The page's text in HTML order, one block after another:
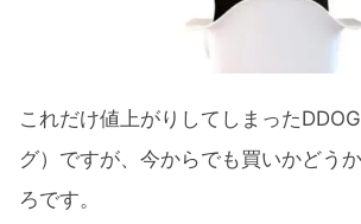
これだけ値上がりしてしまった
グ）ですが、今からでも買いかどう
ろです。